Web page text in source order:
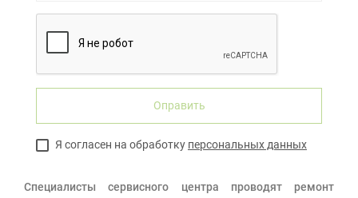
Я согласен на обработку персональных данных
Специалисты сервисного центра проводят ремонт